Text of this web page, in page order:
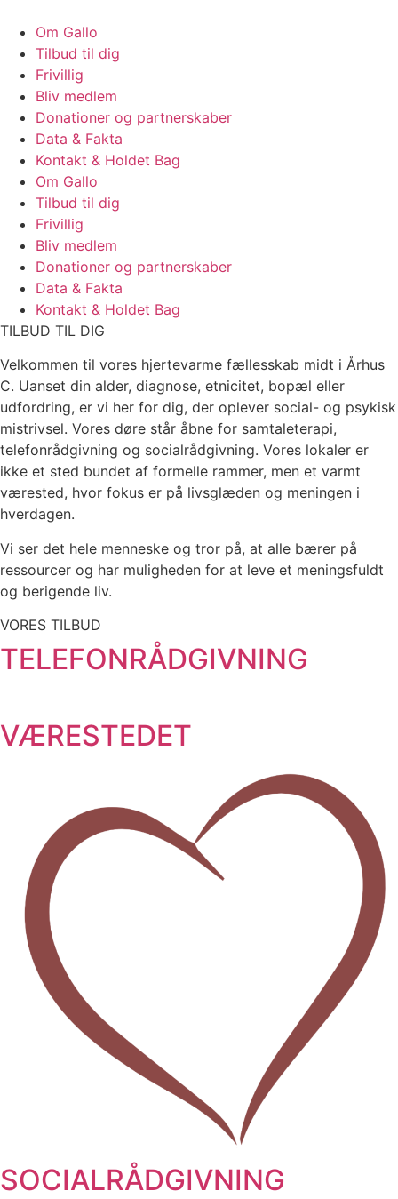
Om Gallo
Tilbud til dig
Frivillig
Bliv medlem
Donationer og partnerskaber
Data & Fakta
Kontakt & Holdet Bag
Om Gallo
Tilbud til dig
Frivillig
Bliv medlem
Donationer og partnerskaber
Data & Fakta
Kontakt & Holdet Bag
TILBUD TIL DIG
Velkommen til vores hjertevarme fællesskab midt i Århus
C. Uanset din alder, diagnose, etnicitet, bopæl eller
udfordring, er vi her for dig, der oplever social- og psykisk
mistrivsel. Vores døre står åbne for samtaleterapi,
telefonrådgivning og socialrådgivning. Vores lokaler er
ikke et sted bundet af formelle rammer, men et varmt
værested, hvor fokus er på livsglæden og meningen i
hverdagen.
Vi ser det hele menneske og tror på, at alle bærer på
ressourcer og har muligheden for at leve et meningsfuldt
og berigende liv.
VORES TILBUD
TELEFONRÅDGIVNING
VÆRESTEDET
SOCIALRÅDGIVNING